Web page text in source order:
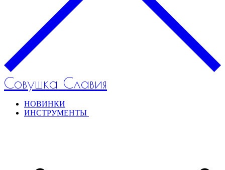
Совушка Славия
НОВИНКИ
ИНСТРУМЕНТЫ